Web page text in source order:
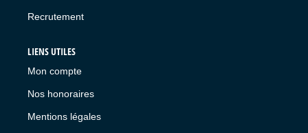
Recrutement
LIENS UTILES
Mon compte
Nos honoraires
Mentions légales